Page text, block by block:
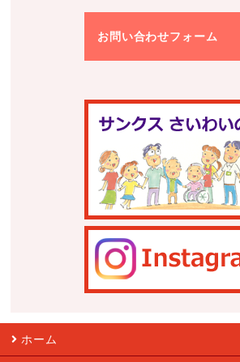
お問い合わせフォーム
ホーム